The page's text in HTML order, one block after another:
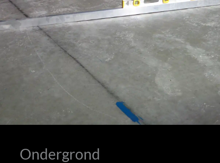
Ondergrond